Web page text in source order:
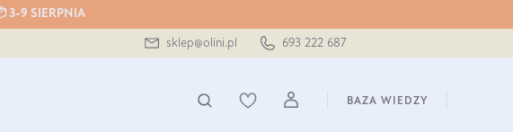
3-9 SIERPNIA
sklep@olini.pl 693 222 687
BAZA WIEDZY